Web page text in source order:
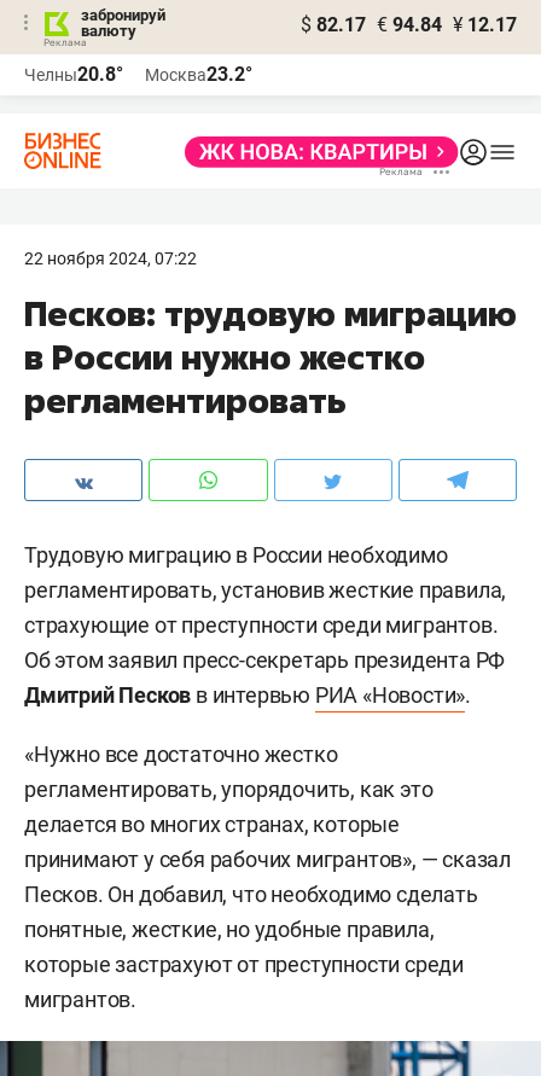
забронируй
валюту
$ 82.17 € 94.84 ¥ 12.17
Челны20.8° Москва23.2°
22 ноября 2024, 07:22
Песков: трудовую миграцию
в России нужно жестко
регламентировать
Трудовую миграцию в России необходимо
регламентировать, установив жесткие правила,
страхующие от преступности среди мигрантов.
Об этом заявил пресс-секретарь президента РФ
Дмитрий Песков в интервью РИА «Новости».
«Нужно все достаточно жестко
регламентировать, упорядочить, как это
делается во многих странах, которые
принимают у себя рабочих мигрантов», — сказал
Песков. Он добавил, что необходимо сделать
понятные, жесткие, но удобные правила,
которые застрахуют от преступности среди
мигрантов.